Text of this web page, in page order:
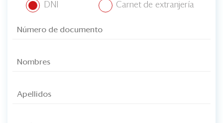
DNI Carnet de extranjería